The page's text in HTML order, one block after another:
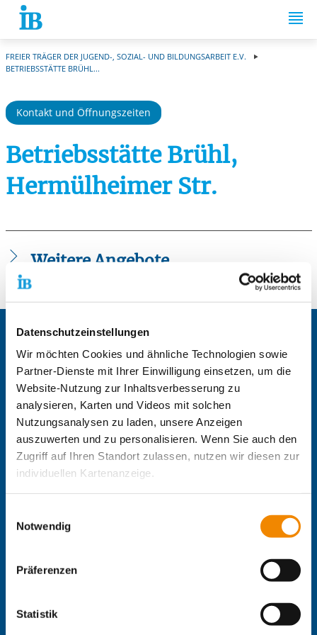
Datenschutzeinstellungen
Wir möchten Cookies und ähnliche Technologien sowie
Partner-Dienste mit Ihrer Einwilligung einsetzen, um die
Website-Nutzung zur Inhaltsverbesserung zu
analysieren, Karten und Videos mit solchen
Nutzungsanalysen zu laden, unsere Anzeigen
auszuwerten und zu personalisieren. Wenn Sie auch den
Zugriff auf Ihren Standort zulassen, nutzen wir diesen zur
individuellen Kartenanzeige.
unsere Partner Daten wie Ihre IP-Adresse und
verarbeiten diese zusammen mit Daten von anderen
Websites. Die Partner erkennen mitunter auch, wenn Sie
zum Website-Besuch verschiedene Geräte verwenden,
kann die Datenübertragung in Drittländer (insb. die USA)
nicht ausgeschlossen werden. Dort ist kein der EU
Notwendig
Präferenzen
Statistik
Springe zum Inhalt
FREIER TRÄGER DER JUGEND-, SOZIAL- UND BILDUNGSARBEIT E.V.
BETRIEBSSTÄTTE BRÜHL...
Kontakt und Öffnungszeiten
Betriebsstätte Brühl,
Hermülheimer Str.
Weitere Angebote
Zentrale IB-Websites:
Die Internationale Arbeit des IB
IB-Schulen
IB-Kindertageseinrichtungen
IB-Freiwilligendienste
IB-Jugendmigrationsdienste
IB-Online-Akademie
IB-Green
IB Nord
IB West